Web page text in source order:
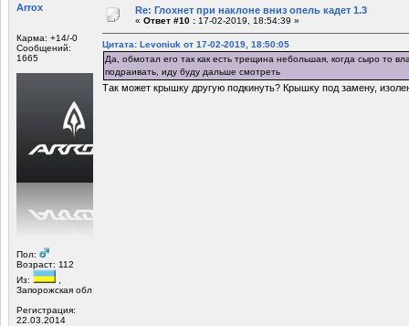
Arrox
Карма: +14/-0
Сообщений:
1665
Пол:
Возраст: 112
Из:
Запорожская обл
Регистрация:
22.03.2014
Re: Глохнет при наклоне вниз опель кадет 1.3
« Ответ #10 : 17-02-2019, 18:54:39 »
Цитата: Levoniuk от 17-02-2019, 18:50:05
Да, обмотал его так как есть трещина небольшая, когда сыро то
подраивать, иду буду дальше смотреть
Так может крышку другую подкинуть? Крышку под замену,